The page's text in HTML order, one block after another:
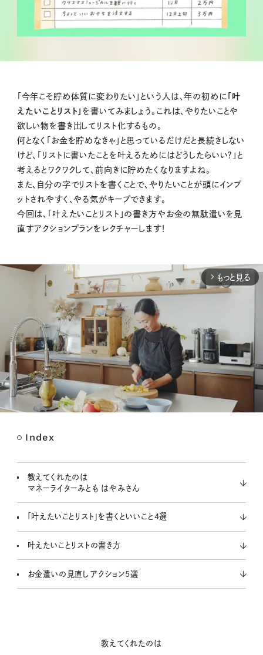
「今年こそ貯め体質に変わりたい」という人は、年の初めに 「叶
えたいことリスト」 を書いてみましょう。これは、やりたいことや
欲しい物を書き出してリスト化するもの。
何となく「お金を貯めなきゃ」と思っているだけだと長続きしない
けど、「リストに書いたことを叶えるためにはどうしたらいい？」と
考えるとワクワクして、前向きに貯めたくなりますよね。
また、自分の字でリストを書くことで、やりたいことが頭にインプ
ットされやすく、やる気がキープできます。
今回は、「叶えたいことリスト」の書き方やお金の無駄遣いを見
直すアクションプランをレクチャーします！
arrow_forward_ios もっと見る
Index
教えてくれたのは
マネーライターみとも はやみさん
「叶えたいことリスト」を書くといいこと4選
叶えたいことリストの書き方
お金遣いの見直しアクション5選
教えてくれたのは